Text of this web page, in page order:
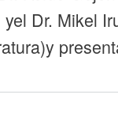
yel Dr. Mikel